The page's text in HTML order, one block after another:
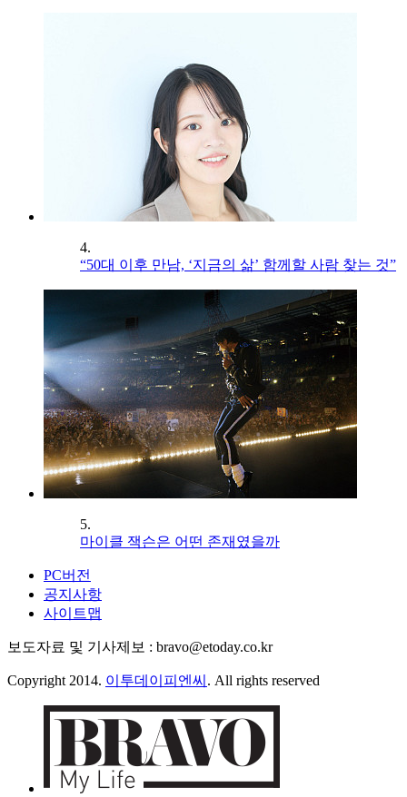
4.
“50대 이후 만남, ‘지금의 삶’ 함께할 사람 찾는 것”
5.
마이클 잭슨은 어떤 존재였을까
PC버전
공지사항
사이트맵
보도자료 및 기사제보 : bravo@etoday.co.kr
Copyright 2014. 이투데이피엔씨 . All rights reserved